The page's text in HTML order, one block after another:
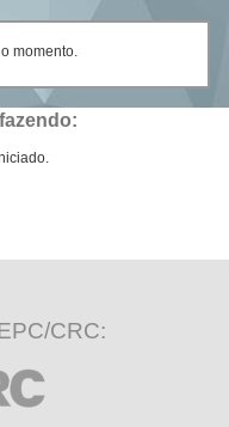
momento.
CRC: